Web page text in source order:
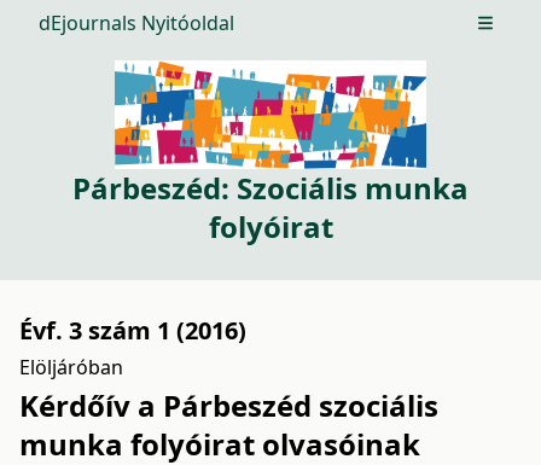
dEjournals Nyitóoldal Open
Párbeszéd: Szociális munka
folyóirat
Évf. 3 szám 1 (2016)
Elöljáróban
Kérdőív a Párbeszéd szociális
munka folyóirat olvasóinak